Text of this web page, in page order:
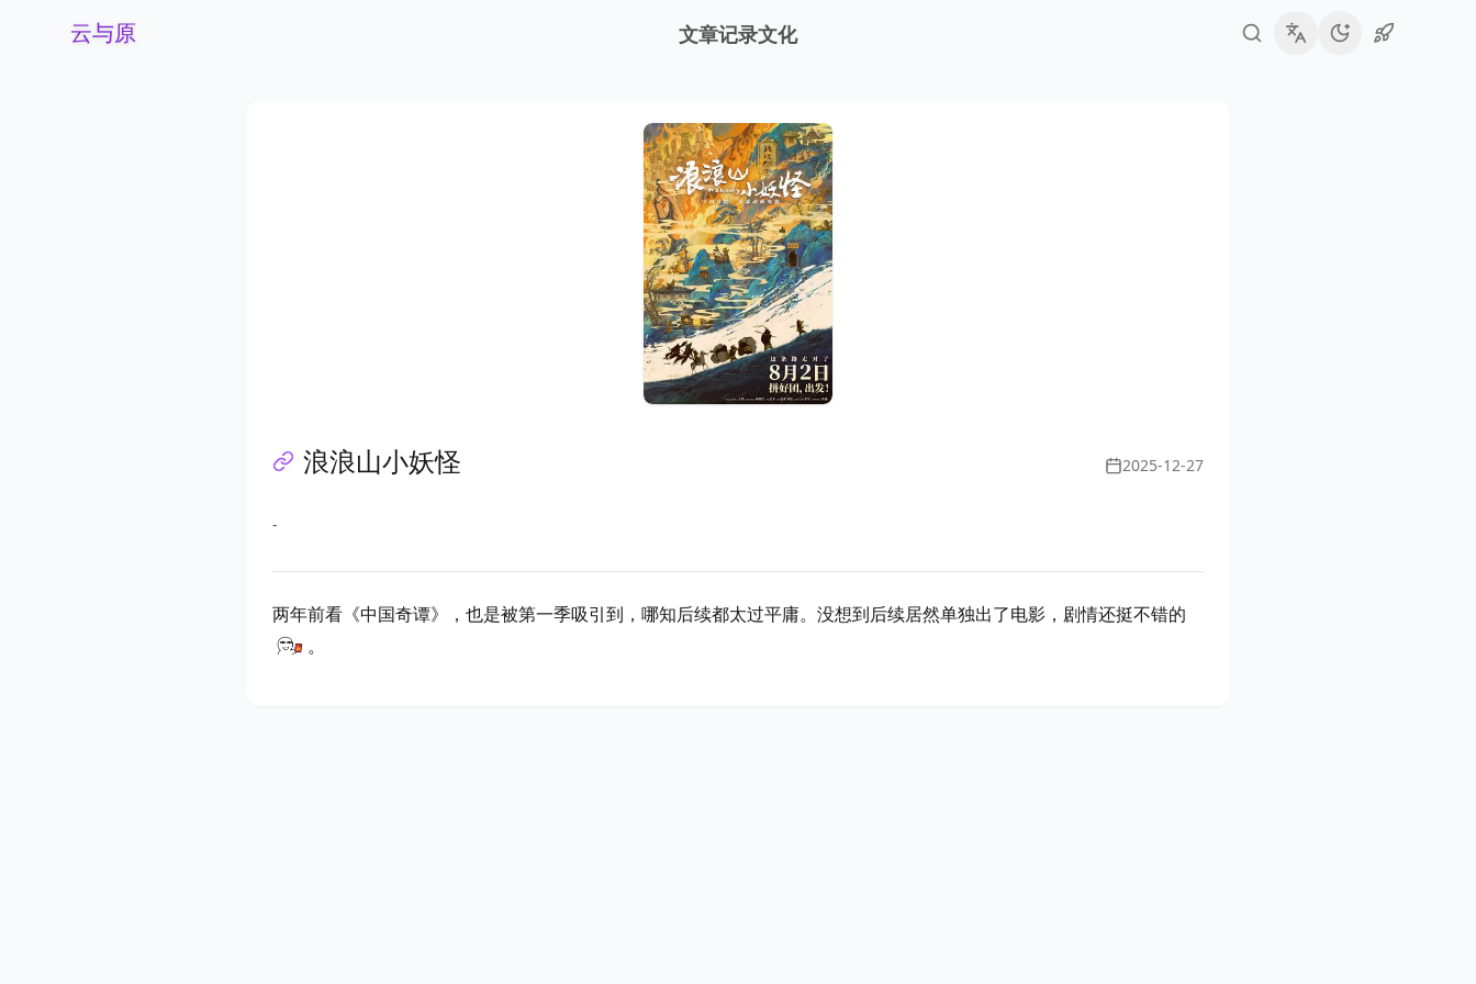
云与原 文章记录文化
浪浪山小妖怪 2025-12-27
-
两年前看《中国奇谭》，也是被第一季吸引到，哪知后续都太过平庸。没想到后续居然单独出了电影，剧情还挺不错的
。